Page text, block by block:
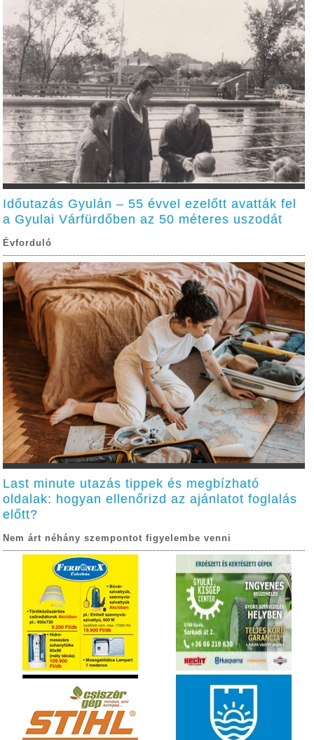
Időutazás Gyulán – 55 évvel ezelőtt avatták fel
a Gyulai Várfürdőben az 50 méteres uszodát
Évforduló
Last minute utazás tippek és megbízható
oldalak: hogyan ellenőrizd az ajánlatot foglalás
előtt?
Nem árt néhány szempontot figyelembe venni